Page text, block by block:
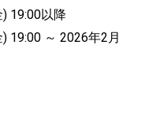
19:00以降
19:00 ～ 2026年2月